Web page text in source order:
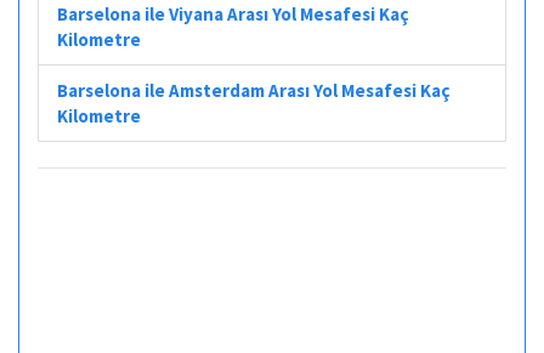
Barselona ile Viyana Arası Yol Mesafesi Kaç
Kilometre
Barselona ile Amsterdam Arası Yol Mesafesi Kaç
Kilometre